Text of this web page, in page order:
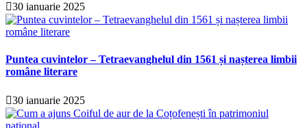
30 ianuarie 2025
Puntea cuvintelor – Tetraevanghelul din 1561 și nașterea limbii
române literare
30 ianuarie 2025